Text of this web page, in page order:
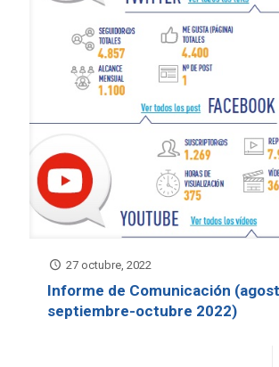
27 octubre, 2022
Informe de Comunicación
septiembre-octubre 2022)